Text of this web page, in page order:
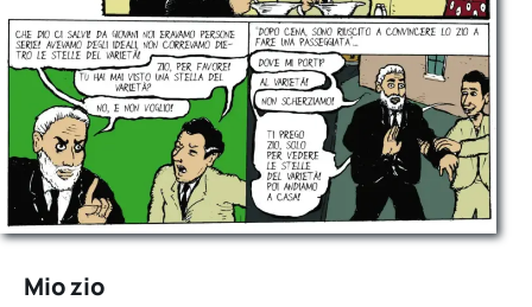
Mio zio